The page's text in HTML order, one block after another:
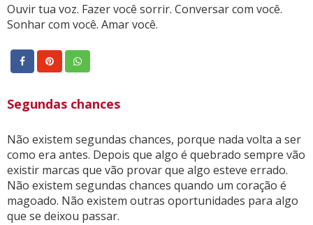
Ouvir tua voz. Fazer você sorrir. Conversar com você.
Sonhar com você. Amar você.
Segundas chances
Não existem segundas chances, porque nada volta a ser
como era antes. Depois que algo é quebrado sempre vão
existir marcas que vão provar que algo esteve errado.
Não existem segundas chances quando um coração é
magoado. Não existem outras oportunidades para algo
que se deixou passar.